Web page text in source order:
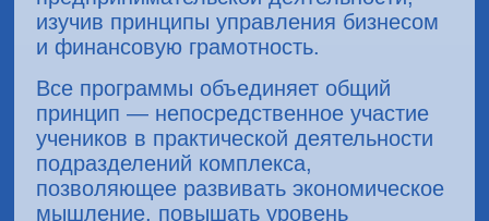
изучив принципы управления бизнесом
и финансовую грамотность.
Все программы объединяет общий
принцип — непосредственное участие
учеников в практической деятельности
подразделений комплекса,
позволяющее развивать экономическое
мышление, повышать уровень